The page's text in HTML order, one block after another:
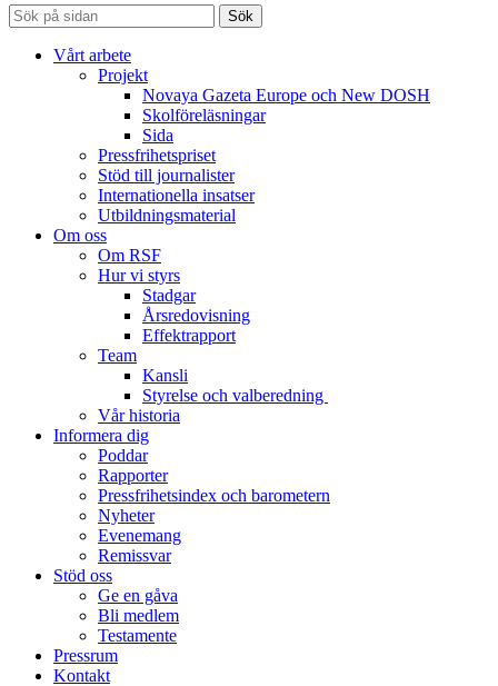
Sök
Vårt arbete
Projekt
Novaya Gazeta Europe och New DOSH
Skolföreläsningar
Sida
Pressfrihetspriset
Stöd till journalister
Internationella insatser
Utbildningsmaterial
Om oss
Om RSF
Hur vi styrs
Stadgar
Årsredovisning
Effektrapport
Team
Kansli
Styrelse och valberedning
Vår historia
Informera dig
Poddar
Rapporter
Pressfrihetsindex och barometern
Nyheter
Evenemang
Remissvar
Stöd oss
Ge en gåva
Bli medlem
Testamente
Pressrum
Kontakt